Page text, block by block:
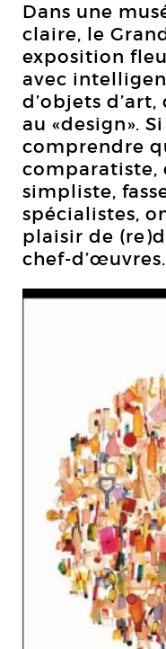
Dans une
claire, le
exposition
avec
d’objets
au «design».
comprendre
comparatiste,
simpliste,
spécialistes,
plaisir de
chef-d’œuvres.